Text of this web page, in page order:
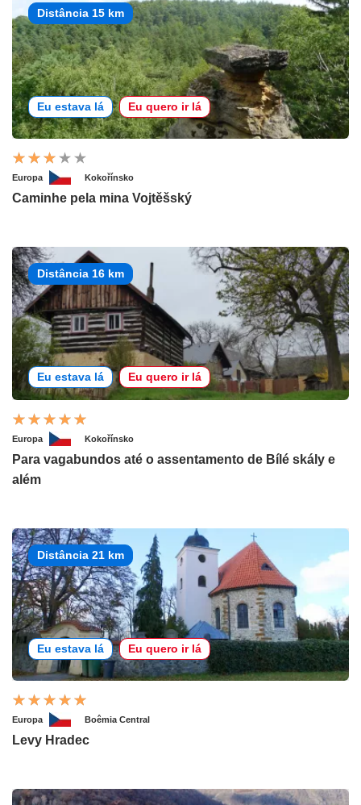
Distância 15 km
Eu estava lá Eu quero ir lá
Europa Kokořínsko
Caminhe pela mina Vojtěšský
Distância 16 km
Eu estava lá Eu quero ir lá
Europa Kokořínsko
Para vagabundos até o assentamento de Bílé skály e
além
Distância 21 km
Eu estava lá Eu quero ir lá
Europa Boêmia Central
Levy Hradec